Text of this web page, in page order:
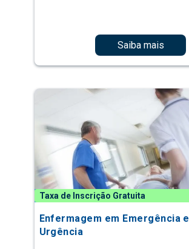
Saiba mais
Taxa de Inscrição Gratuita
Enfermagem em Emergência e
Urgência